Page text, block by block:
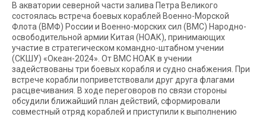
В акватории северной части залива Петра Великого
состоялась встреча боевых кораблей Военно-Морской
Флота (ВМФ) России и Военно-морских сил (ВМС) Народно-
освободительной армии Китая (НОАК), принимающих
участие в стратегическом командно-штабном учении
(СКШУ) «Океан-2024». От ВМС НОАК в учении
задействованы три боевых корабля и судно снабжения. При
встрече корабли поприветствовали друг друга флагами
расцвечивания. В ходе переговоров по связи стороны
обсудили ближайший план действий, сформировали
совместный отряд кораблей и приступили к выполнению